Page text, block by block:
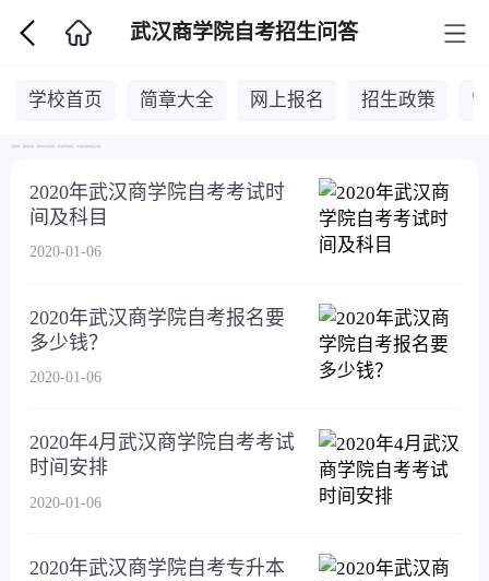
武汉商学院自考招生问答
学校首页 简章大全 网上报名 招生政策
2020年武汉商学院自考考试时
间及科目
2020-01-06
2020年武汉商学院自考报名要
多少钱？
2020-01-06
2020年4月武汉商学院自考考试
时间安排
2020-01-06
2020年武汉商学院自考专升本